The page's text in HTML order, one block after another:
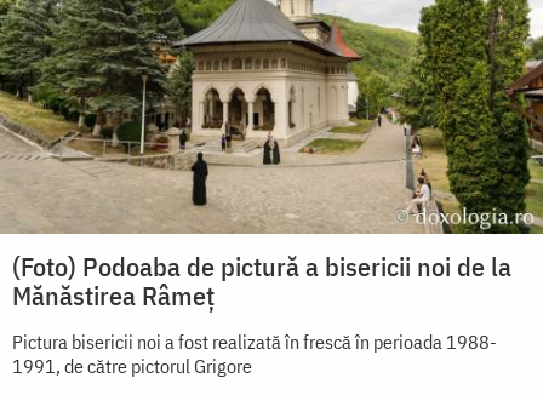
(Foto) Podoaba de pictură a bisericii noi de la
Mănăstirea Râmeț
Pictura bisericii noi a fost realizată în frescă în perioada 1988-
1991, de către pictorul Grigore